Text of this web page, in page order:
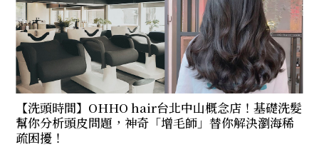
【洗頭時間】OHHO hair台北中山概念店！基礎洗髮
幫你分析頭皮問題，神奇「增毛師」替你解決瀏海稀
疏困擾！